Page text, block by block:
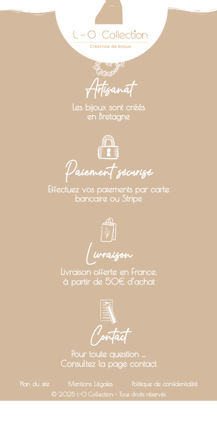
Artisanat
Les bijoux sont créés
en Bretagne
Paiement sécurisé
Effectuez vos paiements par carte
bancaire ou Stripe
Livraison
Livraison offerte en France,
à partir de 50€ d’achat
Contact
Pour toute question …
Consultez la page contact
Plan du site Mentions Légales Politique de confidentialité
© 2025 L-O Collection – Tous droits réservés